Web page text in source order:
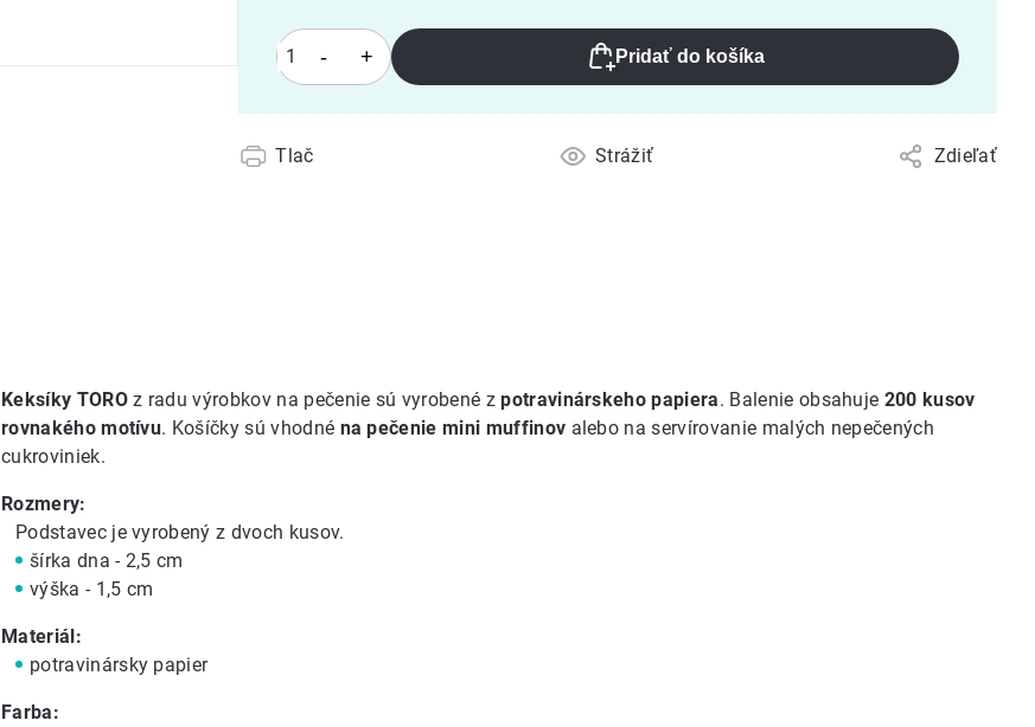
Pridať do košíka
Tlač Strážiť Zdieľať
Keksíky TOROz radu výrobkov na pečenie sú vyrobené zpotravinárskeho papiera. Balenie obsahuje 200 kusov
rovnakého motívu. Košíčky sú vhodné na pečenie mini muffinov alebo na servírovanie malých nepečených
cukroviniek.
Rozmery:
Podstavec je vyrobený z dvoch kusov.
šírka dna - 2,5 cm
výška - 1,5 cm
Materiál:
potravinársky papier
Farba: